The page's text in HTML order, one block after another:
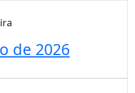
de 2026